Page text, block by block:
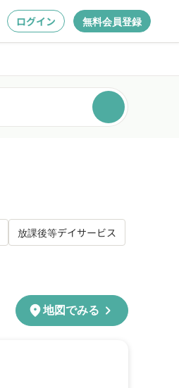
ログイン 無料会員登録
放課後等デイサービス
location_on地図でみる chevron_right